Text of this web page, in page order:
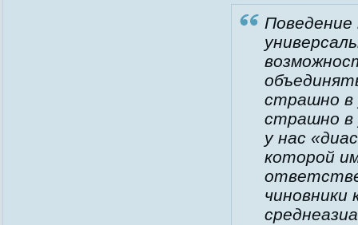
страшно в
страшно в
у нас
которой
чиновники